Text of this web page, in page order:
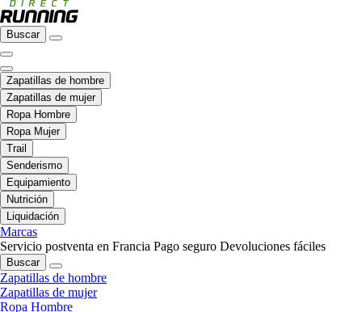
Buscar
Zapatillas de hombre
Zapatillas de mujer
Ropa Hombre
Ropa Mujer
Trail
Senderismo
Equipamiento
Nutrición
Liquidación
Marcas
Servicio postventa en Francia Pago seguro Devoluciones fáciles
Buscar
Zapatillas de hombre
Zapatillas de mujer
Ropa Hombre